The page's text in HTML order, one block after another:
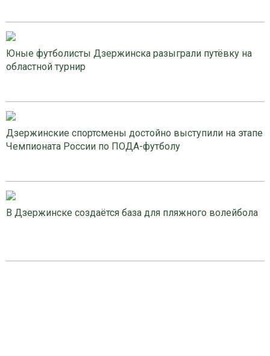
Юные футболисты Дзержинска разыграли путёвку на
областной турнир
Дзержинские спортсмены достойно выступили на этапе
Чемпионата России по ПОДА-футболу
В Дзержинске создаётся база для пляжного волейбола